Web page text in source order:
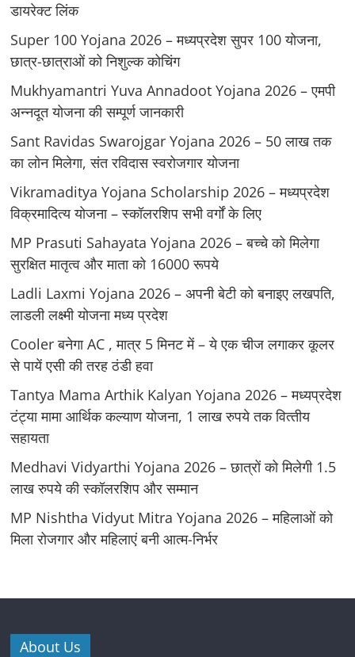
डायरेक्ट लिंक
Super 100 Yojana 2026 – मध्यप्रदेश सुपर 100 योजना,
छात्र-छात्राओं को निशुल्क कोचिंग
Mukhyamantri Yuva Annadoot Yojana 2026 – एमपी
अन्नदूत योजना की सम्पूर्ण जानकारी
Sant Ravidas Swarojgar Yojana 2026 – 50 लाख तक
का लोन मिलेगा, संत रविदास स्वरोजगार योजना
Vikramaditya Yojana Scholarship 2026 – मध्‍यप्रदेश
विक्रमादित्‍य योजना – स्‍कॉलरशिप सभी वर्गों के लिए
MP Prasuti Sahayata Yojana 2026 – बच्चे को मिलेगा
सुरक्षित मातृत्व और माता को 16000 रूपये
Ladli Laxmi Yojana 2026 – अपनी बेटी को बनाइए लखपति,
लाडली लक्ष्मी योजना मध्य प्रदेश
Cooler बनेगा AC , मात्र 5 मिनट में – ये एक चीज लगाकर कूलर
से पायें एसी की तरह ठंडी हवा
Tantya Mama Arthik Kalyan Yojana 2026 – मध्‍यप्रदेश
टंट्या मामा आर्थिक कल्‍याण योजना, 1 लाख रुपये तक वित्‍तीय
सहायता
Medhavi Vidyarthi Yojana 2026 – छात्रों को मिलेगी 1.5
लाख रुपये की स्कॉलरशिप और सम्मान
MP Nishtha Vidyut Mitra Yojana 2026 – महिलाओं को
मिला रोजगार और महिलाएं बनी आत्म-निर्भर
About Us